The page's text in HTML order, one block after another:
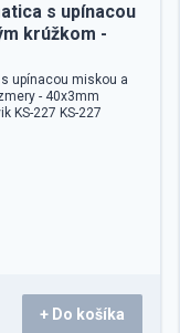
s upínacou
krúžkom -
upínacou miskou a
- 40x3mm
KS-227 KS-227
+ Do košíka